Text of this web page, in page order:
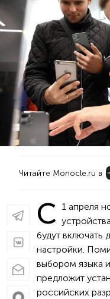
Читайте Monocle.ru в
С 1 апреля
будут включать
настройки.
выбором языка
предложит
российских